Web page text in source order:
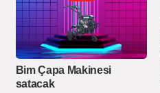
Bim Çapa Makinesi
satacak